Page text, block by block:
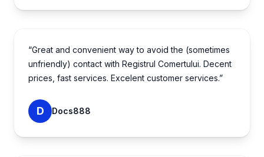
“Great and convenient way to avoid the (sometimes
unfriendly) contact with Registrul Comertului. Decent
prices, fast services. Excelent customer services.”
D Docs888